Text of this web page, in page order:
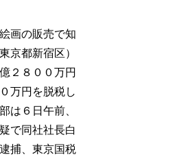
画の販売で知
京都新宿区）
２８００万円
万円を脱税し
は６日午前、
で同社社長白
捕、東京国税